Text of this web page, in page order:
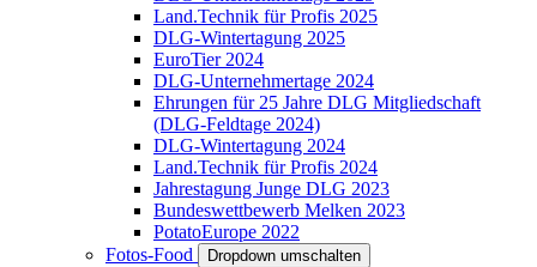
Land.Technik für Profis 2025
DLG-Wintertagung 2025
EuroTier 2024
DLG-Unternehmertage 2024
Ehrungen für 25 Jahre DLG Mitgliedschaft
(DLG-Feldtage 2024)
DLG-Wintertagung 2024
Land.Technik für Profis 2024
Jahrestagung Junge DLG 2023
Bundeswettbewerb Melken 2023
PotatoEurope 2022
Fotos-Food
Dropdown umschalten